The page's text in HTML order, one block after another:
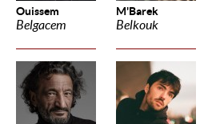
Ouissem
Belgacem
M'Barek
Belkouk